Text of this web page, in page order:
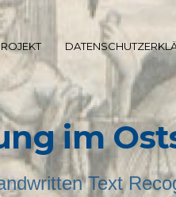
im
Text